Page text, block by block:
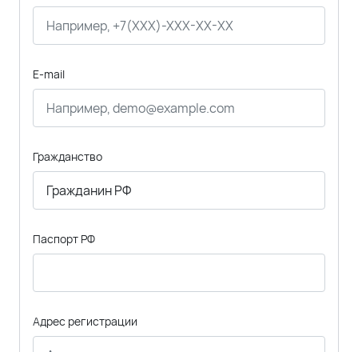
E-mail
Гражданство
Паспорт РФ
Адрес регистрации